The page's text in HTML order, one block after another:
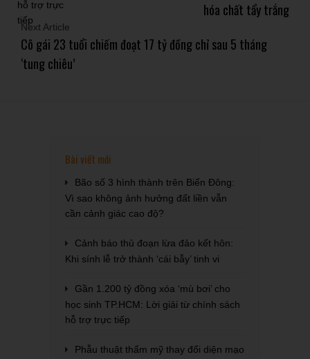
hóa chất tẩy trắng
Next Article
Cô gái 23 tuổi chiếm đoạt 17 tỷ đồng chỉ sau 5 tháng
‘tung chiêu’
Bài viết mới
Bão số 3 hình thành trên Biển Đông:
Vì sao không ảnh hưởng đất liền vẫn
cần cảnh giác cao độ?
Cảnh báo thủ đoạn lừa đảo kết hôn:
Khi sính lễ trở thành ‘cái bẫy’ tinh vi
Gần 1.200 tỷ đồng xóa ‘mù bơi’ cho
học sinh TP.HCM: Lời giải từ chính sách
hỗ trợ trực tiếp
Phẫu thuật thẩm mỹ thay đổi diện mạo